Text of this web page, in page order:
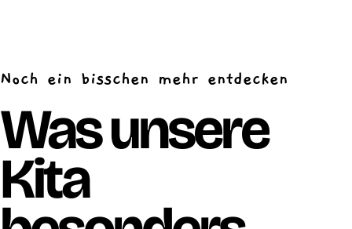
Noch ein bisschen mehr entdecken
Was unsere
Kita